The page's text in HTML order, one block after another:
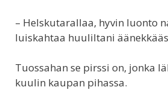
– Helskutarallaa, hyvin luonto
luiskahtaa huuliltani
Tuossahan se pirssi on, jonka
kuulin kaupan pihassa.